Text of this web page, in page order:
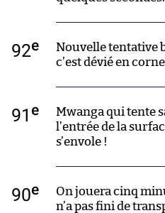
92e
Nouvelle tentative
c’est dévié en
91 e
Mwanga qui tente
l’entrée de la
s’envole !
90e
On jouera cinq
n’a pas fini de